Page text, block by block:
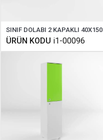
SINIF DOLABI 2 KAPAKLI 40X150
ÜRÜN KODU i1-00096